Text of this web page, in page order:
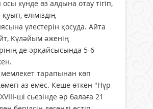
күнде өз алдына отау тігіп,
еліміздің
үлестерін қосуда. Айта
Күләйым әженің
де әрқайсысында 5-6
тарапынан көп
аз емес. Кеше өткен "Нұр
ші сьезінде әр балаға 21